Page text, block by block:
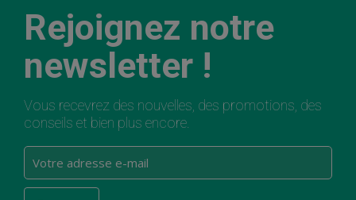
Rejoignez notre
newsletter !
Vous recevrez des nouvelles, des promotions, des
conseils et bien plus encore.